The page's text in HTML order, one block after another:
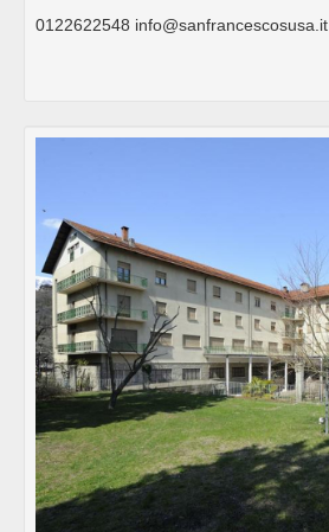
0122622548 info@sanfrancescosusa.it